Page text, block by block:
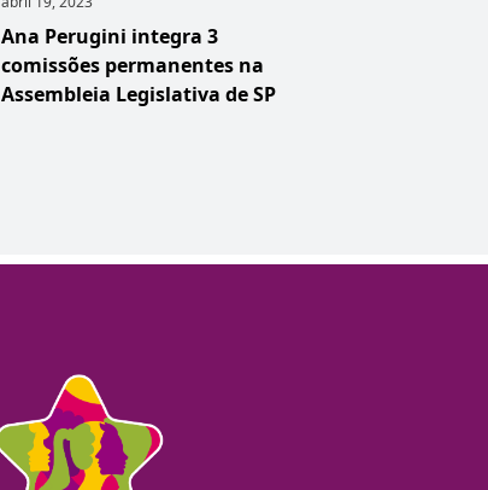
Ana Perugini integra 3
comissões permanentes na
Assembleia Legislativa de SP